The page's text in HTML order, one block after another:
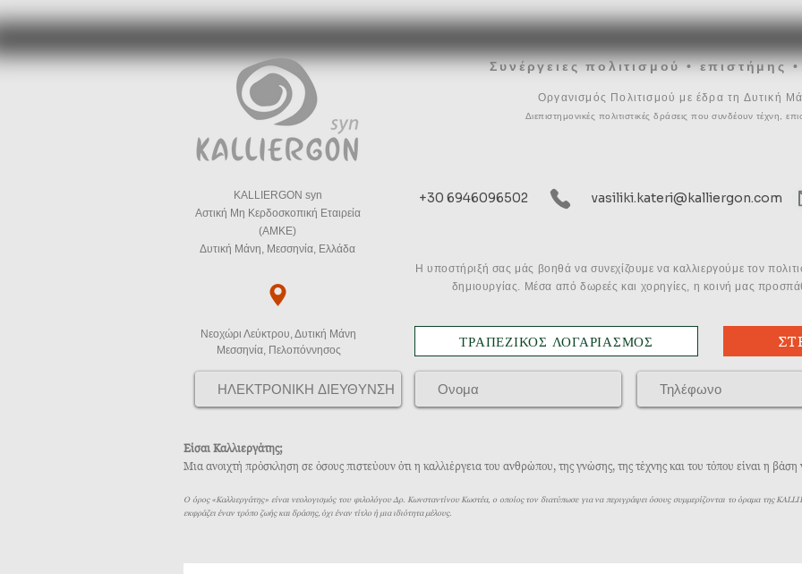
Συνέργειες πολιτισμού • επιστήμης
Οργανισμός Πολιτισμού με έδρα τη Δυτική
Διεπιστημονικές πολιτιστικές δράσεις που συνδέουν τέχνη,
KALLIERGON syn
Αστική Μη Κερδοσκοπική Εταιρεία
(ΑΜΚΕ)
Δυτική Μάνη, Μεσσηνία, Ελλάδα
Νεοχώρι Λεύκτρου, Δυτική Μάνη
Μεσσηνία, Πελοπόννησος
+30 6946096502 vasiliki.kateri@kalliergon.com
Η υποστήριξή σας μάς βοηθά να συνεχίζουμε να καλλιεργούμε τον
δημιουργίας. Μέσα από δωρεές και χορηγίες, η κοινή μας
ΤΡΑΠΕΖΙΚΟΣ ΛΟΓΑΡΙΑΣΜΟΣ
Είσαι Καλλιεργάτης;
Μια ανοιχτή πρόσκληση σε όσους πιστεύουν ότι η καλλιέργεια του ανθρώπου, της γνώσης, της τέχνης και του τόπου είναι η
Ο όρος «Καλλιεργάτης» είναι νεολογισμός του φιλολόγου Δρ. Κωνσταντίνου Κωστέα, ο οποίος τον διατύπωσε για να περιγράψει όσους συμμερίζονται το όραμα της
εκφράζει έναν τρόπο ζωής και δράσης, όχι έναν τίτλο ή μια ιδιότητα μέλους.